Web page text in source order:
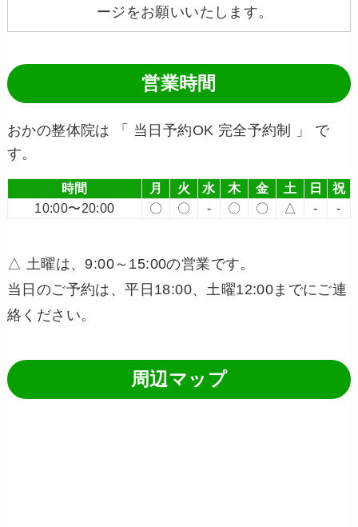
ージをお願いいたします。
営業時間
おかの整体院は 「 当日予約OK 完全予約制 」 で
す。
時間 月 火 水 木 金 土 日
祝
10:00〜20:00
〇 〇 - 〇 〇 △ - -
△ 土曜は、9:00～15:00の営業です。
当日のご予約は、平日18:00、土曜12:00までにご連
絡ください。
周辺マップ